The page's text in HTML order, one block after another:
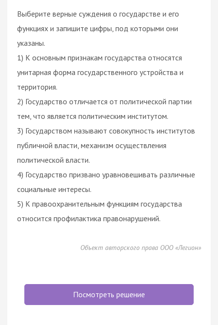
Выберите верные суждения о государстве и его
функциях и запишите цифры, под которыми они
указаны.
1) К основным признакам государства относятся
унитарная форма государственного устройства и
территория.
2) Государство отличается от политической партии
тем, что является политическим институтом.
3) Государством называют совокупность институтов
публичной власти, механизм осуществления
политической власти.
4) Государство призвано уравновешивать различные
социальные интересы.
5) К правоохранительным функциям государства
относится профилактика правонарушений.
Объект авторского права ООО «Легион»
Посмотреть решение